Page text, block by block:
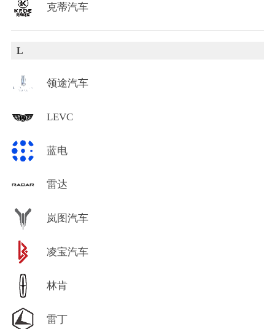
克蒂汽车
L
领途汽车
LEVC
蓝电
雷达
岚图汽车
凌宝汽车
林肯
雷丁